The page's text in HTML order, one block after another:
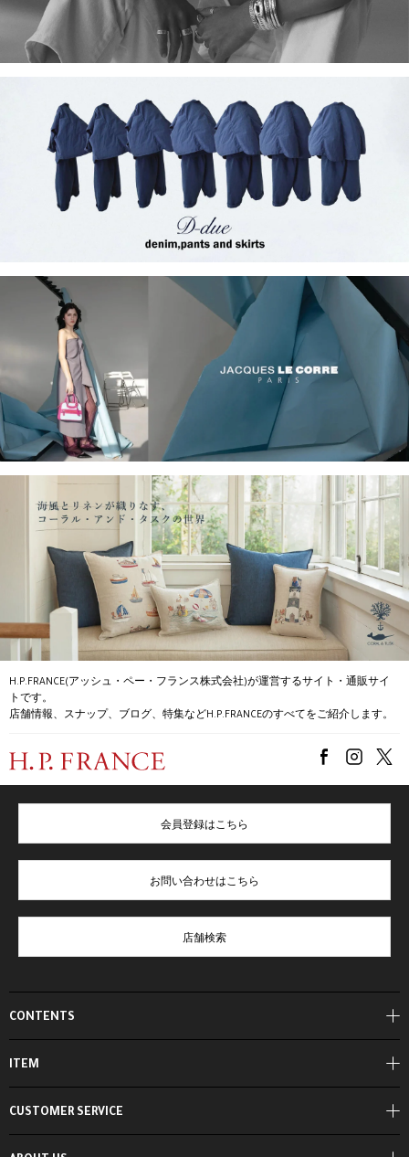
H.P.FRANCE(アッシュ・ペー・フランス株式会社)が運営するサイト・通販サイ
トです。
店舗情報、スナップ、ブログ、特集などH.P.FRANCEのすべてをご紹介します。
CONTENTS
ITEM
会員登録はこちら
お問い合わせはこちら
店舗検索
CUSTOMER SERVICE